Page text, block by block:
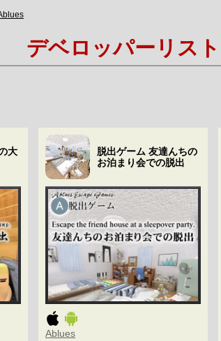
デベロッパーリスト
大
脱出ゲーム 友達んちの
お泊まり会での脱出
Ablues